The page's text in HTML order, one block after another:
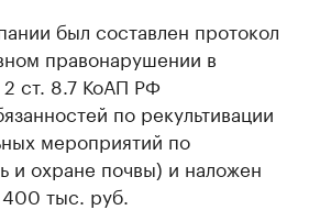
был составлен протокол
правонарушении в
2 ст. 8.7 КоАП РФ
по рекультивации
мероприятий по
и охране почвы) и наложен
тыс. руб.